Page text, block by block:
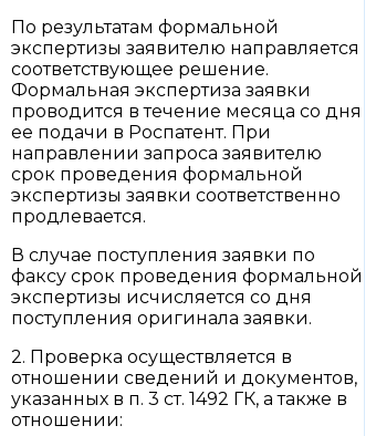
По результатам формальной
экспертизы заявителю направляется
соответствующее решение.
Формальная экспертиза заявки
проводится в течение месяца со дня
ее подачи в Роспатент. При
направлении запроса заявителю
срок проведения формальной
экспертизы заявки соответственно
продлевается.
В случае поступления заявки по
факсу срок проведения формальной
экспертизы исчисляется со дня
поступления оригинала заявки.
2. Проверка осуществляется в
отношении сведений и документов,
указанных в п. 3 ст. 1492 ГК, а также в
отношении: